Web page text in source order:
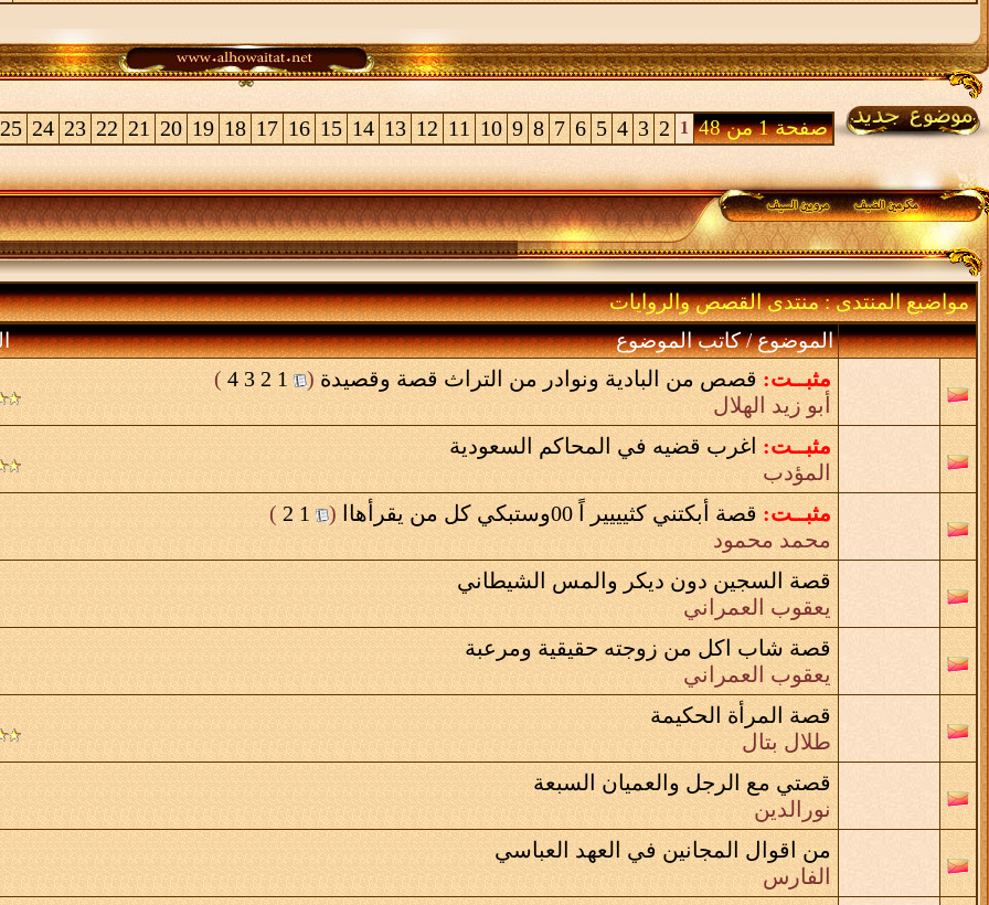
صفحة 1 من 48 1
2
3
4
5
6
7
8
9
10
11
12
13
14
15
16
17
18
19
20
21
22
23
24
25
مواضيع المنتدى: منتدى القصص والروايات
الموضوع/كاتب الموضوع
مثبــت: قصص من البادية ونوادر من التراث قصة وقصيدة (
1
2
3
4
)
أبو زيد الهلال
مثبــت: اغرب قضيه في المحاكم السعودية
المؤدب
مثبــت: قصة أبكتني كثيييير اً 00وستبكي كل من يقرأهاا (
1
2
)
محمد محمود
قصة السجين دون ديكر والمس الشيطاني
يعقوب العمراني
قصة شاب اكل من زوجته حقيقية ومرعبة
يعقوب العمراني
قصة المرأة الحكيمة
طلال بتال
قصتي مع الرجل والعميان السبعة
نورالدين
من اقوال المجانين في العهد العباسي
الفارس